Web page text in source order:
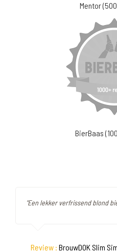
Mentor
BierBaas
"Een lekker verfrissend blond
Review : BrouwDOK Slim